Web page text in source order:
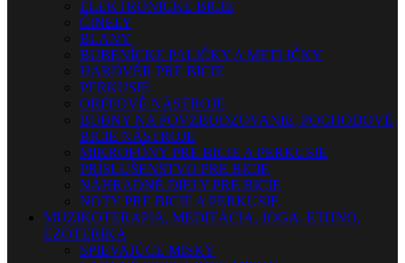
ELEKTRONICKÉ BICIE
ČINELY
BLANY
BUBENÍCKE PALIČKY A METLIČKY
HARDVÉR PRE BICIE
PERKUSIE
ORFFOVÉ NÁSTROJE
BUBNY NA POVZBUDZOVANIE, POCHODOVÉ
BICIE NÁSTROJE
MIKROFÓNY PRE BICIE A PERKUSIE
PRÍSLUŠENSTVO PRE BICIE
NÁHRADNÉ DIELY PRE BICIE
NOTY PRE BICIE A PERKUSIE
MUZIKOTERAPIA, MEDITÁCIA, JOGA, ETHNO,
EZOTERIKA
SPIEVAJÚCE MISKY